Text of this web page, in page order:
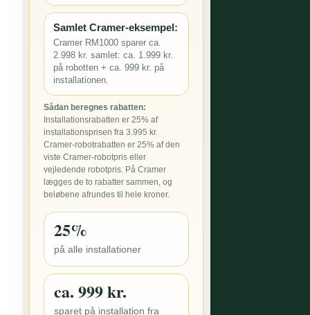
Samlet Cramer-eksempel:
Cramer RM1000 sparer ca.
2.998 kr. samlet: ca. 1.999 kr.
på robotten + ca. 999 kr. på
installationen.
Sådan beregnes rabatten:
Installationsrabatten er 25% af
installationsprisen fra 3.995 kr.
Cramer-robotrabatten er 25% af den
viste Cramer-robotpris eller
vejledende robotpris. På Cramer
lægges de to rabatter sammen, og
beløbene afrundes til hele kroner.
25%
på alle installationer
ca. 999 kr.
sparet på installation fra